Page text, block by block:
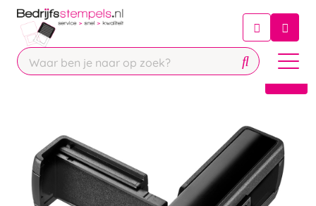
Chatbot
Chat 24/7 met onze chatbot voor
Contact